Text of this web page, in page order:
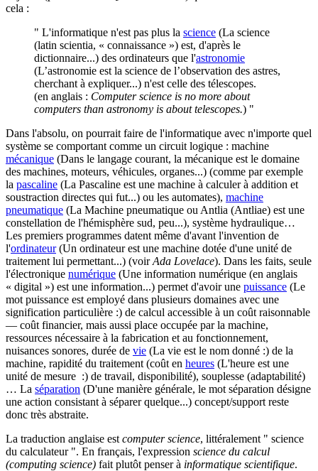
cela :
" L'informatique n'est pas plus la science (La science
(latin scientia, « connaissance ») est, d'après le
dictionnaire...) des ordinateurs que l'astronomie
(L’astronomie est la science de l’observation des astres,
cherchant à expliquer...) n'est celle des télescopes.
(en anglais : Computer science is no more about
computers than astronomy is about telescopes.) "
Dans l'absolu, on pourrait faire de l'informatique avec n'importe quel
système se comportant comme un circuit logique : machine
mécanique (Dans le langage courant, la mécanique est le domaine
des machines, moteurs, véhicules, organes...) (comme par exemple
la pascaline (La Pascaline est une machine à calculer à addition et
soustraction directes qui fut...) ou les automates), machine
pneumatique (La Machine pneumatique ou Antlia (Antliae) est une
constellation de l'hémisphère sud, peu...), système hydraulique…
Les premiers programmes datent même d'avant l'invention de
l'ordinateur(Un ordinateur est une machine dotée d'une unité de
traitement lui permettant...) (voirAda Lovelace). Dans les faits, seule
l'électronique numérique (Une information numérique (en anglais
« digital ») est une information...) permet d'avoir une puissance (Le
mot puissance est employé dans plusieurs domaines avec une
signification particulière :) de calcul accessible à un coût raisonnable
— coût financier, mais aussi place occupée par la machine,
ressources nécessaire à la fabrication et au fonctionnement,
nuisances sonores, durée de vie (La vie est le nom donné :) de la
machine, rapidité du traitement (coût en heures (L'heure est une
unité de mesure :) de travail, disponibilité), souplesse (adaptabilité)
… La séparation (D'une manière générale, le mot séparation désigne
une action consistant à séparer quelque...) concept/support reste
donc très abstraite.
La traduction anglaise est computer science, littéralement " science
du calculateur ". En français, l'expression science du calcul
(computing science) fait plutôt penser à informatique scientifique.